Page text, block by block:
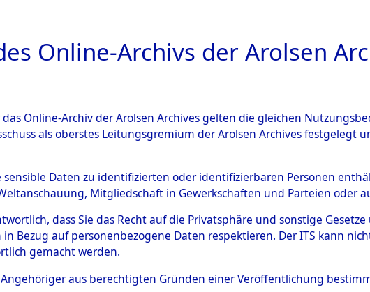
ARCHIVALE ÜBERSICHT BILD
und Identifizierung der im
ermordeten Häftlinge aus
Exhumierung und
von Neukoppel/
Online-Archivs der Arolsen
Online-Archiv der Arolsen Archives gelten die gleichen
als oberstes Leitungsgremium der Arolsen Archives festgelegt
sensible Daten zu identifizierten oder identifizierbaren Personen
Mitgliedschaft in Gewerkschaften und Parteien oder
dass Sie das Recht auf die Privatsphäre und sonstige
Bezug auf personenbezogene Daten respektieren. Der ITS kann
gemacht werden.
Angehöriger aus berechtigten Gründen einer Veröffentlichung